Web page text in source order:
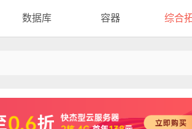
数据库 容器 综合